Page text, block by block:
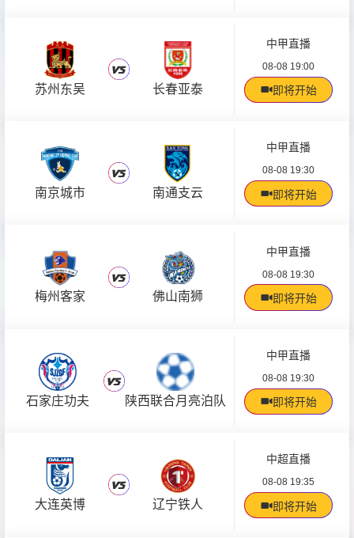
苏州东吴 长春亚泰
中甲直播
08-08 19:00
即将开始
南京城市 南通支云
中甲直播
08-08 19:30
即将开始
梅州客家 佛山南狮
中甲直播
08-08 19:30
即将开始
石家庄功夫 陕西联合月亮泊队
中甲直播
08-08 19:30
即将开始
大连英博 辽宁铁人
中超直播
08-08 19:35
即将开始